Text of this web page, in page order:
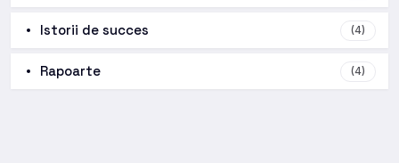
Istorii de succes (4)
Rapoarte (4)